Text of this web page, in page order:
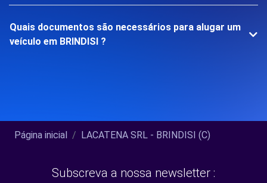
Quais documentos são necessários para alugar um
veículo em BRINDISI ?
Página inicial LACATENA SRL - BRINDISI (C)
Subscreva a nossa newsletter :